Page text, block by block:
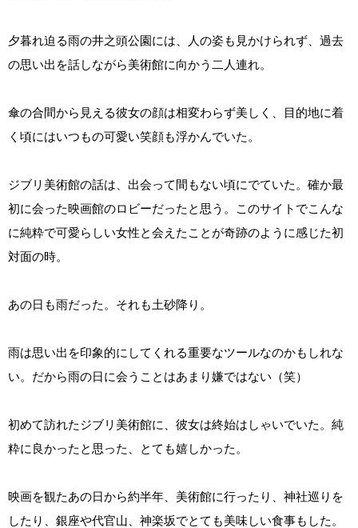
夕暮れ迫る雨の井之頭公園には、人の姿も見かけられず、過去
の思い出を話しながら美術館に向かう二人連れ。
傘の合間から見える彼女の顔は相変わらず美しく、目的地に着
く頃にはいつもの可愛い笑顔も浮かんでいた。
ジブリ美術館の話は、出会って間もない頃にでていた。確か最
初に会った映画館のロビーだったと思う。このサイトでこんな
に純粋で可愛らしい女性と会えたことが奇跡のように感じた初
対面の時。
あの日も雨だった。それも土砂降り。
雨は思い出を印象的にしてくれる重要なツールなのかもしれな
い。だから雨の日に会うことはあまり嫌ではない（笑）
初めて訪れたジブリ美術館に、彼女は終始はしゃいでいた。純
粋に良かったと思った、とても嬉しかった。
映画を観たあの日から約半年、美術館に行ったり、神社巡りを
したり、銀座や代官山、神楽坂でとても美味しい食事もした。